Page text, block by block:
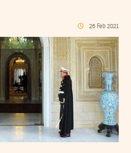
26 Feb 2021